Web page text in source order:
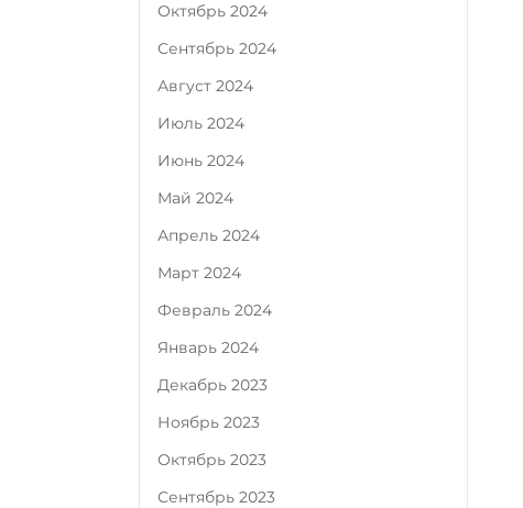
Октябрь 2024
Сентябрь 2024
Август 2024
Июль 2024
Июнь 2024
Май 2024
Апрель 2024
Март 2024
Февраль 2024
Январь 2024
Декабрь 2023
Ноябрь 2023
Октябрь 2023
Сентябрь 2023